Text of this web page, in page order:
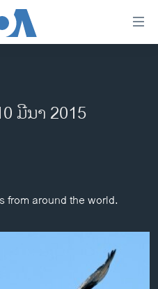
ດ 2024
ມີ​ນາ 2015
from around the world.